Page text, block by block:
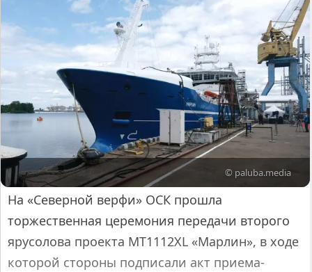
© paluba.media
На «Северной верфи» ОСК прошла
торжественная церемония передачи второго
ярусолова проекта МТ1112XL «Марлин», в ходе
которой стороны подписали акт приема-